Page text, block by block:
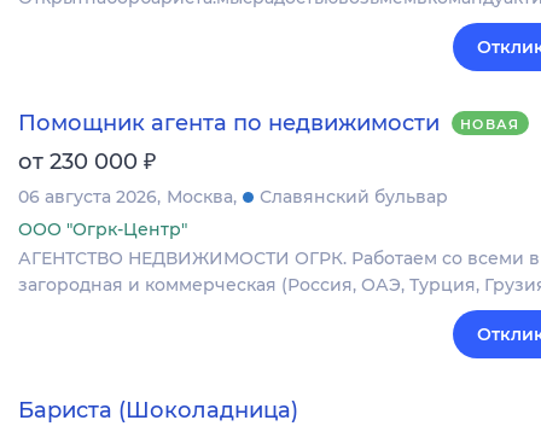
Помощник агента по недвижимости НОВАЯ
от 230 000 ₽
06 августа 2026 Москва
Славянский бульвар
ООО "Огрк-Центр"
АГЕНТСТВО НЕДВИЖИМОСТИ ОГРК. Работаем со всеми
загородная и коммерческая (Россия, ОАЭ, Турция,
Бариста (Шоколадница)